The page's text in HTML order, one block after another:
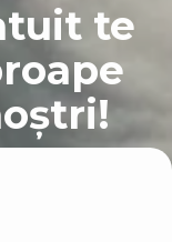
te